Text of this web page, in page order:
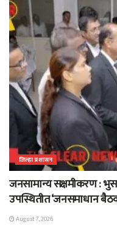
जिल्हा प्रशासन
जनसामान्य सक्षमीकरण :
उपस्थितीत ‘जनसमाधान
August 7, 2026